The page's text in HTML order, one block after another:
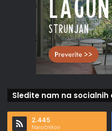
Sledite nam na socialnih
2.445
Naročnikov